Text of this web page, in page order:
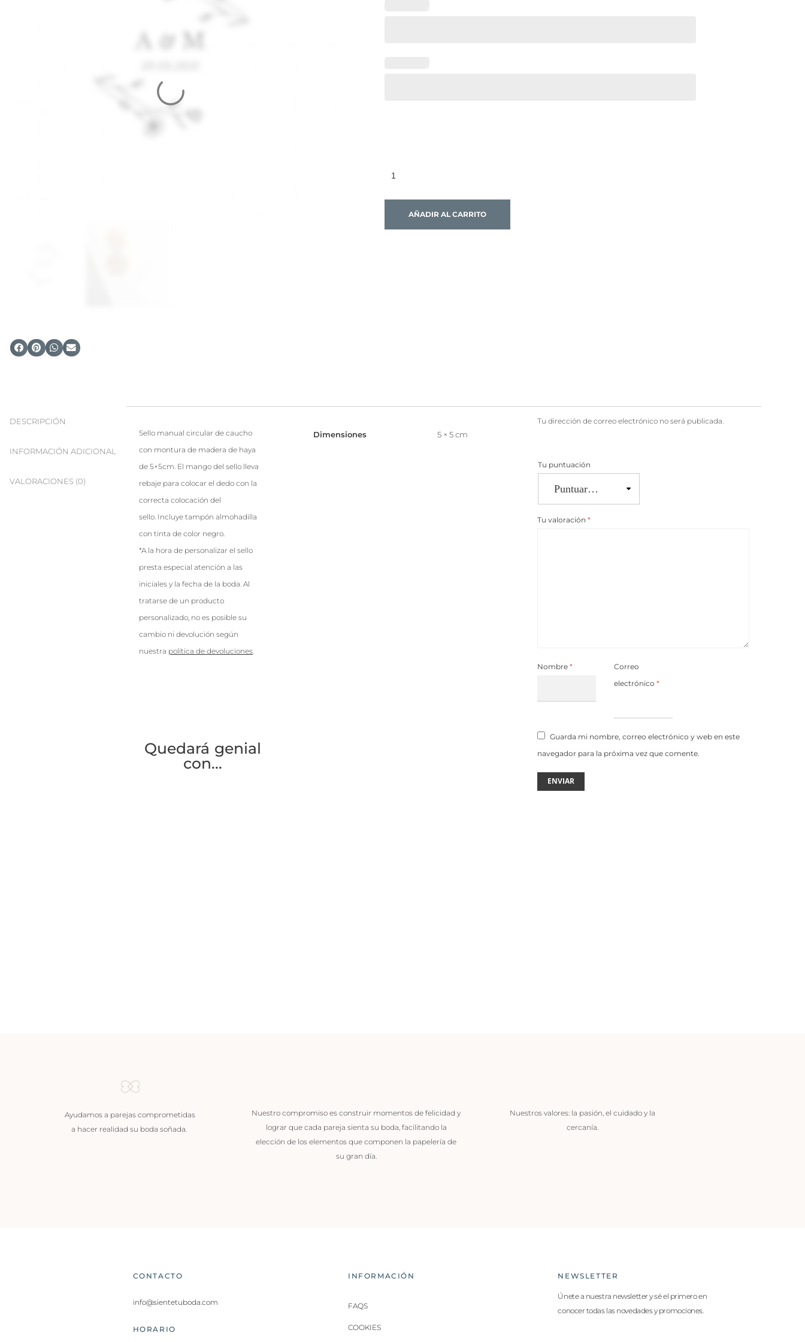
AÑADIR AL CARRITO
DESCRIPCIÓN
INFORMACIÓN ADICIONAL
VALORACIONES (0)
Sello manual circular de caucho
con montura de madera de haya
de 5×5cm. El mango del sello lleva
rebaje para colocar el dedo con la
correcta colocación del
sello. Incluye tampón almohadilla
con tinta de color negro.
*A la hora de personalizar el sello
presta especial atención a las
iniciales y la fecha de la boda. Al
tratarse de un producto
personalizado, no es posible su
cambio ni devolución según
nuestra política de devoluciones.
Quedará genial
con...
Dimensiones 5 × 5 cm
Tu dirección de correo electrónico no será publicada.
Tu puntuación
Tu valoración*
Nombre*
Correo
electrónico*
Guarda mi nombre, correo electrónico y web en este
navegador para la próxima vez que comente.
Ayudamos a parejas comprometidas
a hacer realidad su boda soñada.
Nuestro compromiso es construir momentos de felicidad y
lograr que cada pareja sienta su boda, facilitando la
elección de los elementos que componen la papelería de
su gran día.
Nuestros valores: la pasión, el cuidado y la
cercanía.
CONTACTO
info@sientetuboda.com
HORARIO
INFORMACIÓN
FAQS
COOKIES
NEWSLETTER
Únete a nuestra newsletter y sé el primero en
conocer todas las novedades y promociones.